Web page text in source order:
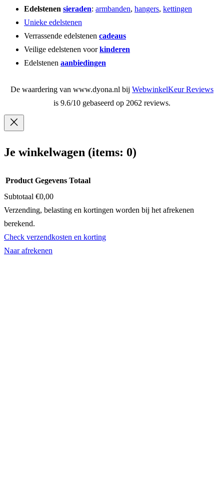
Edelstenen sieraden: armbanden, hangers, kettingen
Unieke edelstenen
Verrassende edelstenen cadeaus
Veilige edelstenen voorkinderen
Edelstenen aanbiedingen
De waardering van www.dyona.nl bij WebwinkelKeur Reviews
is 9.6/10 gebaseerd op 2062 reviews.
Je winkelwagen (items: 0)
Producten
in
winkelwagen
Product Gegevens Totaal
Subtotaal €0,00
Verzending, belasting en kortingen worden bij het afrekenen
berekend.
Check verzendkosten en korting
Naar afrekenen